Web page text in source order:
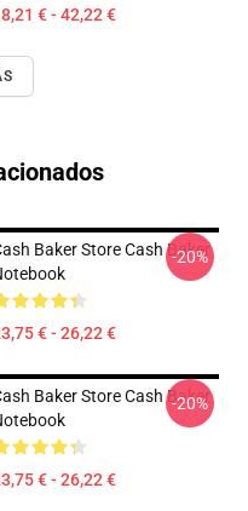
€ - 42,22 €
Baker Store Cash Baker
€ - 26,22 €
-20%
Baker Store Cash Baker
€ - 26,22 €
-20%